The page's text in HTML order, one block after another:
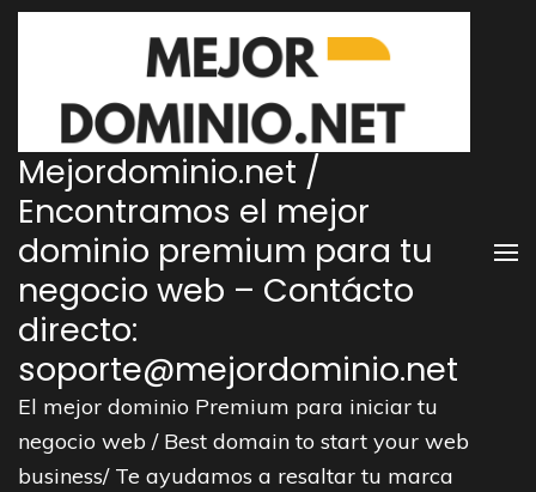
Saltar
(presiona
tecla
Intro)
Mejordominio.net /
Encontramos el mejor
dominio premium para tu
negocio web – Contácto
directo:
soporte@mejordominio.net
El mejor dominio Premium para iniciar tu
negocio web / Best domain to start your web
business/ Te ayudamos a resaltar tu marca